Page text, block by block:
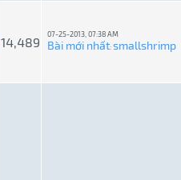
14,489
07-25-2013, 07:38 AM
Bài mới nhất:smallshrimp